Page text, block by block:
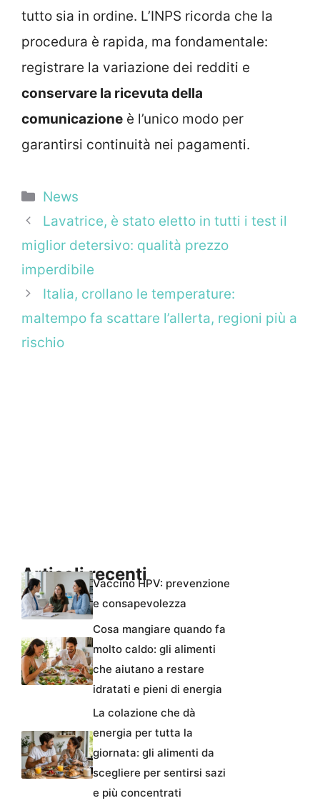
tutto sia in ordine. L’INPS ricorda che la
procedura è rapida, ma fondamentale:
registrare la variazione dei redditi e
conservare la ricevuta della
comunicazione è l’unico modo per
garantirsi continuità nei pagamenti.
Categorie
News
Lavatrice, è stato eletto in tutti i test il
miglior detersivo: qualità prezzo
imperdibile
Italia, crollano le temperature:
maltempo fa scattare l’allerta, regioni più a
rischio
Articoli recentiVaccino HPV: prevenzione
e consapevolezza
Cosa mangiare quando fa
molto caldo: gli alimenti
che aiutano a restare
idratati e pieni di energia
La colazione che dà
energia per tutta la
giornata: gli alimenti da
scegliere per sentirsi sazi
e più concentrati